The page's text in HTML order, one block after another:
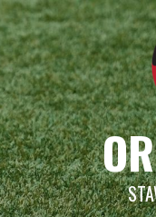
Skip
to
content